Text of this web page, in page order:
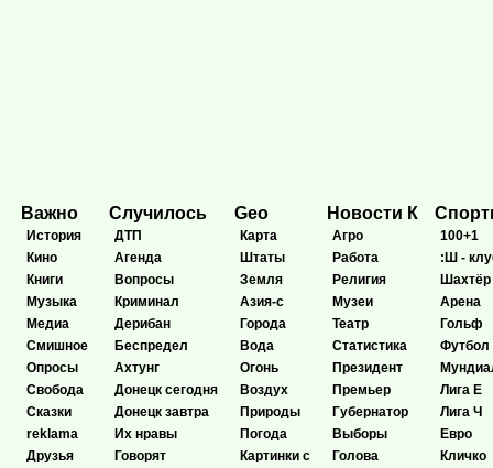
Важно
История
Кино
Книги
Музыка
Медиа
Смишное
Опросы
Свобода
Сказки
reklama
Друзья
Случилось
ДТП
Агенда
Вопросы
Криминал
Дерибан
Беспредел
Ахтунг
Донецк сегодня
Донецк завтра
Их нравы
Говорят
Geo
Карта
Штаты
Земля
Азия-с
Города
Вода
Огонь
Воздух
Природы
Погода
Картинки с
Новости К
Агро
Работа
Религия
Музеи
Театр
Статистика
Президент
Премьер
Губернатор
Выборы
Голова
100+1
:Ш -
Шахтёр
Арена
Гольф
Футбол
Лига Е
Лига Ч
Евро
Кличко